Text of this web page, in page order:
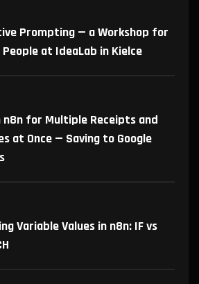
Prompting — a Workshop for
People at IdeaLab in Kielce
n8n for Multiple Receipts and
at Once — Saving to Google
Variable Values in n8n: IF vs